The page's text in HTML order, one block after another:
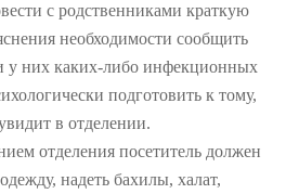
с родственниками краткую
необходимости сообщить
у них каких-либо инфекционных
подготовить к тому,
в отделении.
отделения посетитель должен
надеть бахилы, халат,